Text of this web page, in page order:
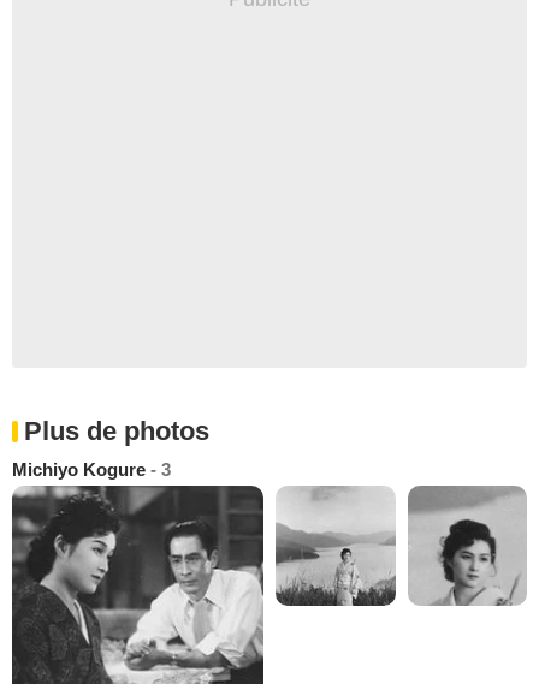
Plus de photos
Michiyo Kogure - 3